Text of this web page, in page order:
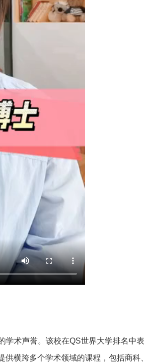
学术声誉。该校在QS世界大学排名中
供横跨多个学术领域的课程，包括商科